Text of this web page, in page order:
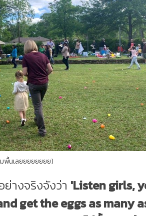
มพื้นเลยยยยยยยย)
างจริงจังว่า 'Listen girls,
get the eggs as many